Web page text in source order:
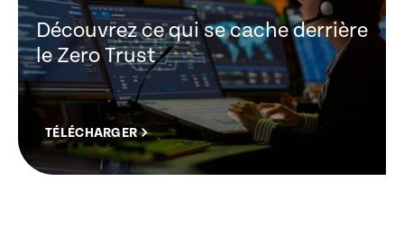
Découvrez ce qui se cache derrière
le Zero Trust
TÉLÉCHARGER